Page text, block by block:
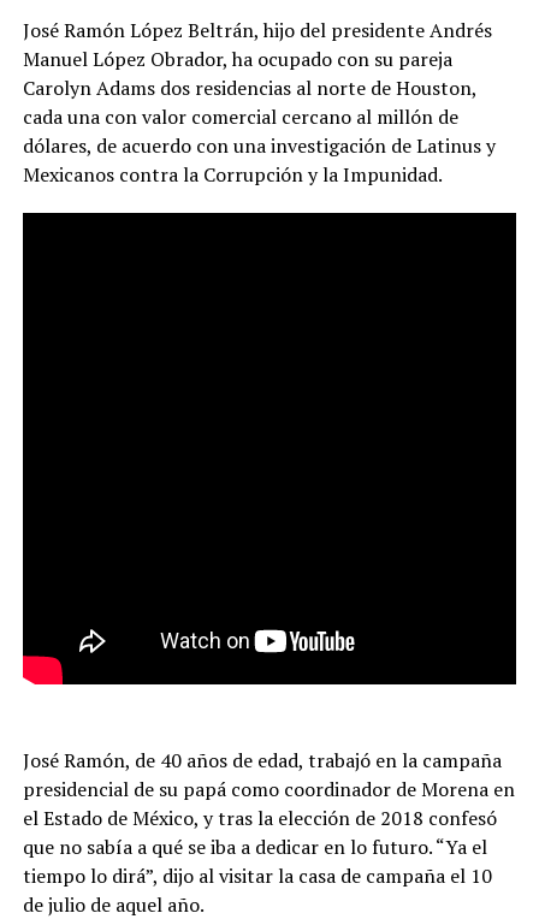
José Ramón López Beltrán, hijo del presidente Andrés
Manuel López Obrador, ha ocupado con su pareja
Carolyn Adams dos residencias al norte de Houston,
cada una con valor comercial cercano al millón de
dólares, de acuerdo con una investigación de Latinus y
Mexicanos contra la Corrupción y la Impunidad.
José Ramón, de 40 años de edad, trabajó en la campaña
presidencial de su papá como coordinador de Morena en
el Estado de México, y tras la elección de 2018 confesó
que no sabía a qué se iba a dedicar en lo futuro. “Ya el
tiempo lo dirá”, dijo al visitar la casa de campaña el 10
de julio de aquel año.